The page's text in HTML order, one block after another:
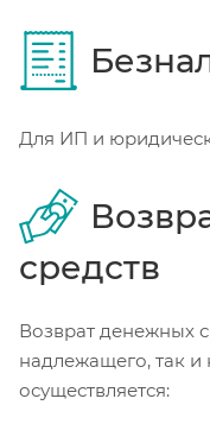
Для ИП и
средств
Возврат денежных
надлежащего, так и
осуществляется: